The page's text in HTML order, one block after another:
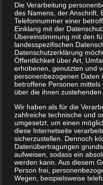
Wir
an mit
Vereins
Künstler,
Düsseldorf
Herzliche Einladung zur
Die Verarbeitung
des Namens, der Anschrift,
Telefonnummer einer
Einklang mit der
Übereinstimmung mit den
landesspezifischen
Datenschutzerklärung
Öffentlichkeit über Art,
erhobenen, genutzten und
personenbezogenen
betroffene Personen
über die ihnen zustehenden
Wir haben als für die
zahlreiche technische und
umgesetzt, um einen
diese Internetseite
sicherzustellen. Dennoch
Datenübertragungen
aufweisen, sodass ein
werden kann. Aus diesem
Person frei,
Wegen, beispielsweise